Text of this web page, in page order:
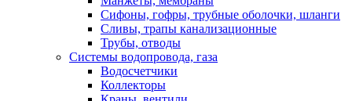
Сифоны, гофры, трубные оболочки, шланги
Сливы, трапы канализационные
Трубы, отводы
Системы водопровода, газа
Водосчетчики
Коллекторы